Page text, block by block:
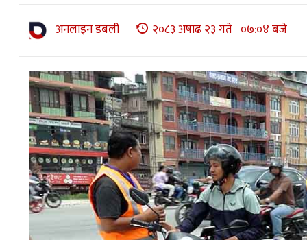
अनलाइन डबली २०८३ अषाढ २३ गते ०७:०४ बजे